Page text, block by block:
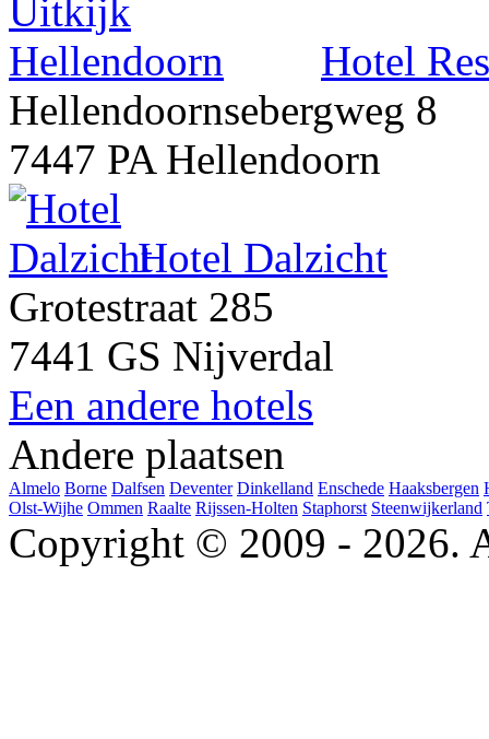
Hotel
Hellendoornsebergweg 8
7447 PA Hellendoorn
Hotel Dalzicht
Grotestraat 285
7441 GS Nijverdal
Een andere hotels
Andere plaatsen
Almelo Borne Dalfsen Deventer Dinkelland Enschede Haaksbergen
Olst-Wijhe Ommen Raalte Rijssen-Holten Staphorst Steenwijkerland
Copyright © 2009 - 2026.